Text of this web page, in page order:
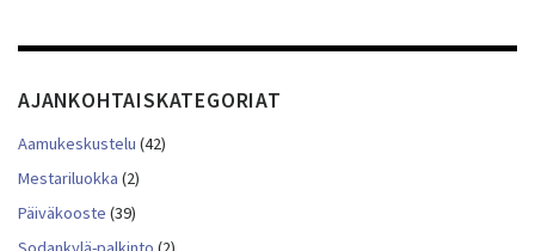
AJANKOHTAISKATEGORIAT
Aamukeskustelu (42)
Mestariluokka (2)
Päiväkooste (39)